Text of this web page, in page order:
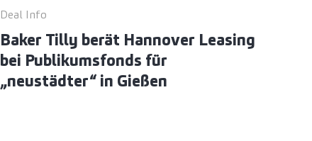
Deal Info
Baker Tilly berät Hannover Leasing
bei Publikumsfonds für
„neustädter“ in Gießen